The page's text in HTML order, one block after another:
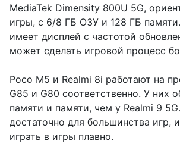
MediaTek Dimensity 800U 5G,
игры, с 6/8 ГБ ОЗУ и 128 ГБ
имеет дисплей с частотой
может сделать игровой процесс
Poco M5 и Realmi 8i работают на
G85 и G80 соответственно. У них
памяти и памяти, чем у Realmi 9
достаточно для большинства игр,
играть в игры плавно.